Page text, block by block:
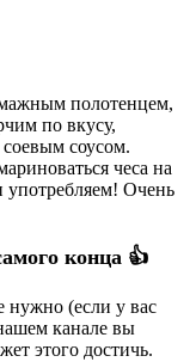
полотенцем,
по вкусу,
соусом.
чеса на
употребляем! Очень
конца 👍
нужно (если у вас
канале вы
этого достичь.